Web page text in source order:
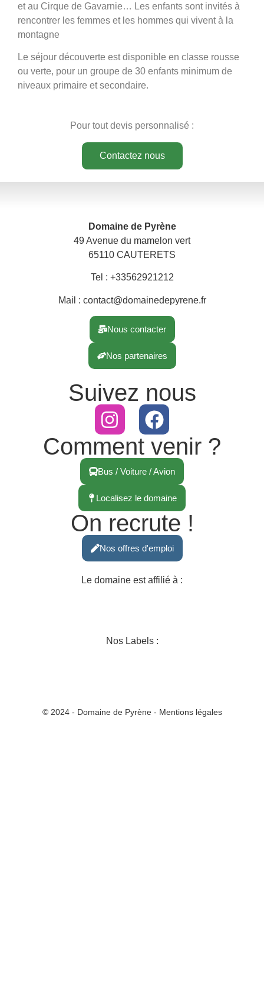
et au Cirque de Gavarnie… Les enfants sont invités à
rencontrer les femmes et les hommes qui vivent à la
montagne
Le séjour découverte est disponible en classe rousse
ou verte, pour un groupe de 30 enfants minimum de
niveaux primaire et secondaire.
Pour tout devis personnalisé :
Contactez nous
Domaine de Pyrène
49 Avenue du mamelon vert
65110 CAUTERETS
Tel : +33562921212
Mail : contact@domainedepyrene.fr
Nous contacter
Nos partenaires
Suivez nous
Comment venir ?
Bus / Voiture / Avion
Localisez le domaine
On recrute !
Nos offres d'emploi
Le domaine est affilié à :
Nos Labels :
© 2024 - Domaine de Pyrène - Mentions légales